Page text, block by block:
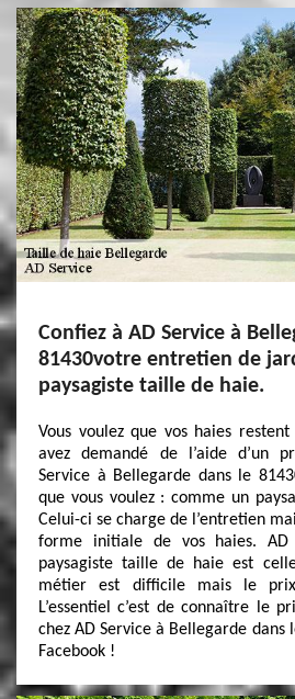
Confiez à AD Service à
81430votre entretien de
paysagiste taille de haie.
Vous voulez que vos haies
avez demandé de l’aide d’un
Service à Bellegarde dans le
que vous voulez : comme un
Celui-ci se charge de l’entretien
forme initiale de vos haies. AD
paysagiste taille de haie est
métier est difficile mais le
L’essentiel c’est de connaître le
chez AD Service à Bellegarde dans
Facebook !